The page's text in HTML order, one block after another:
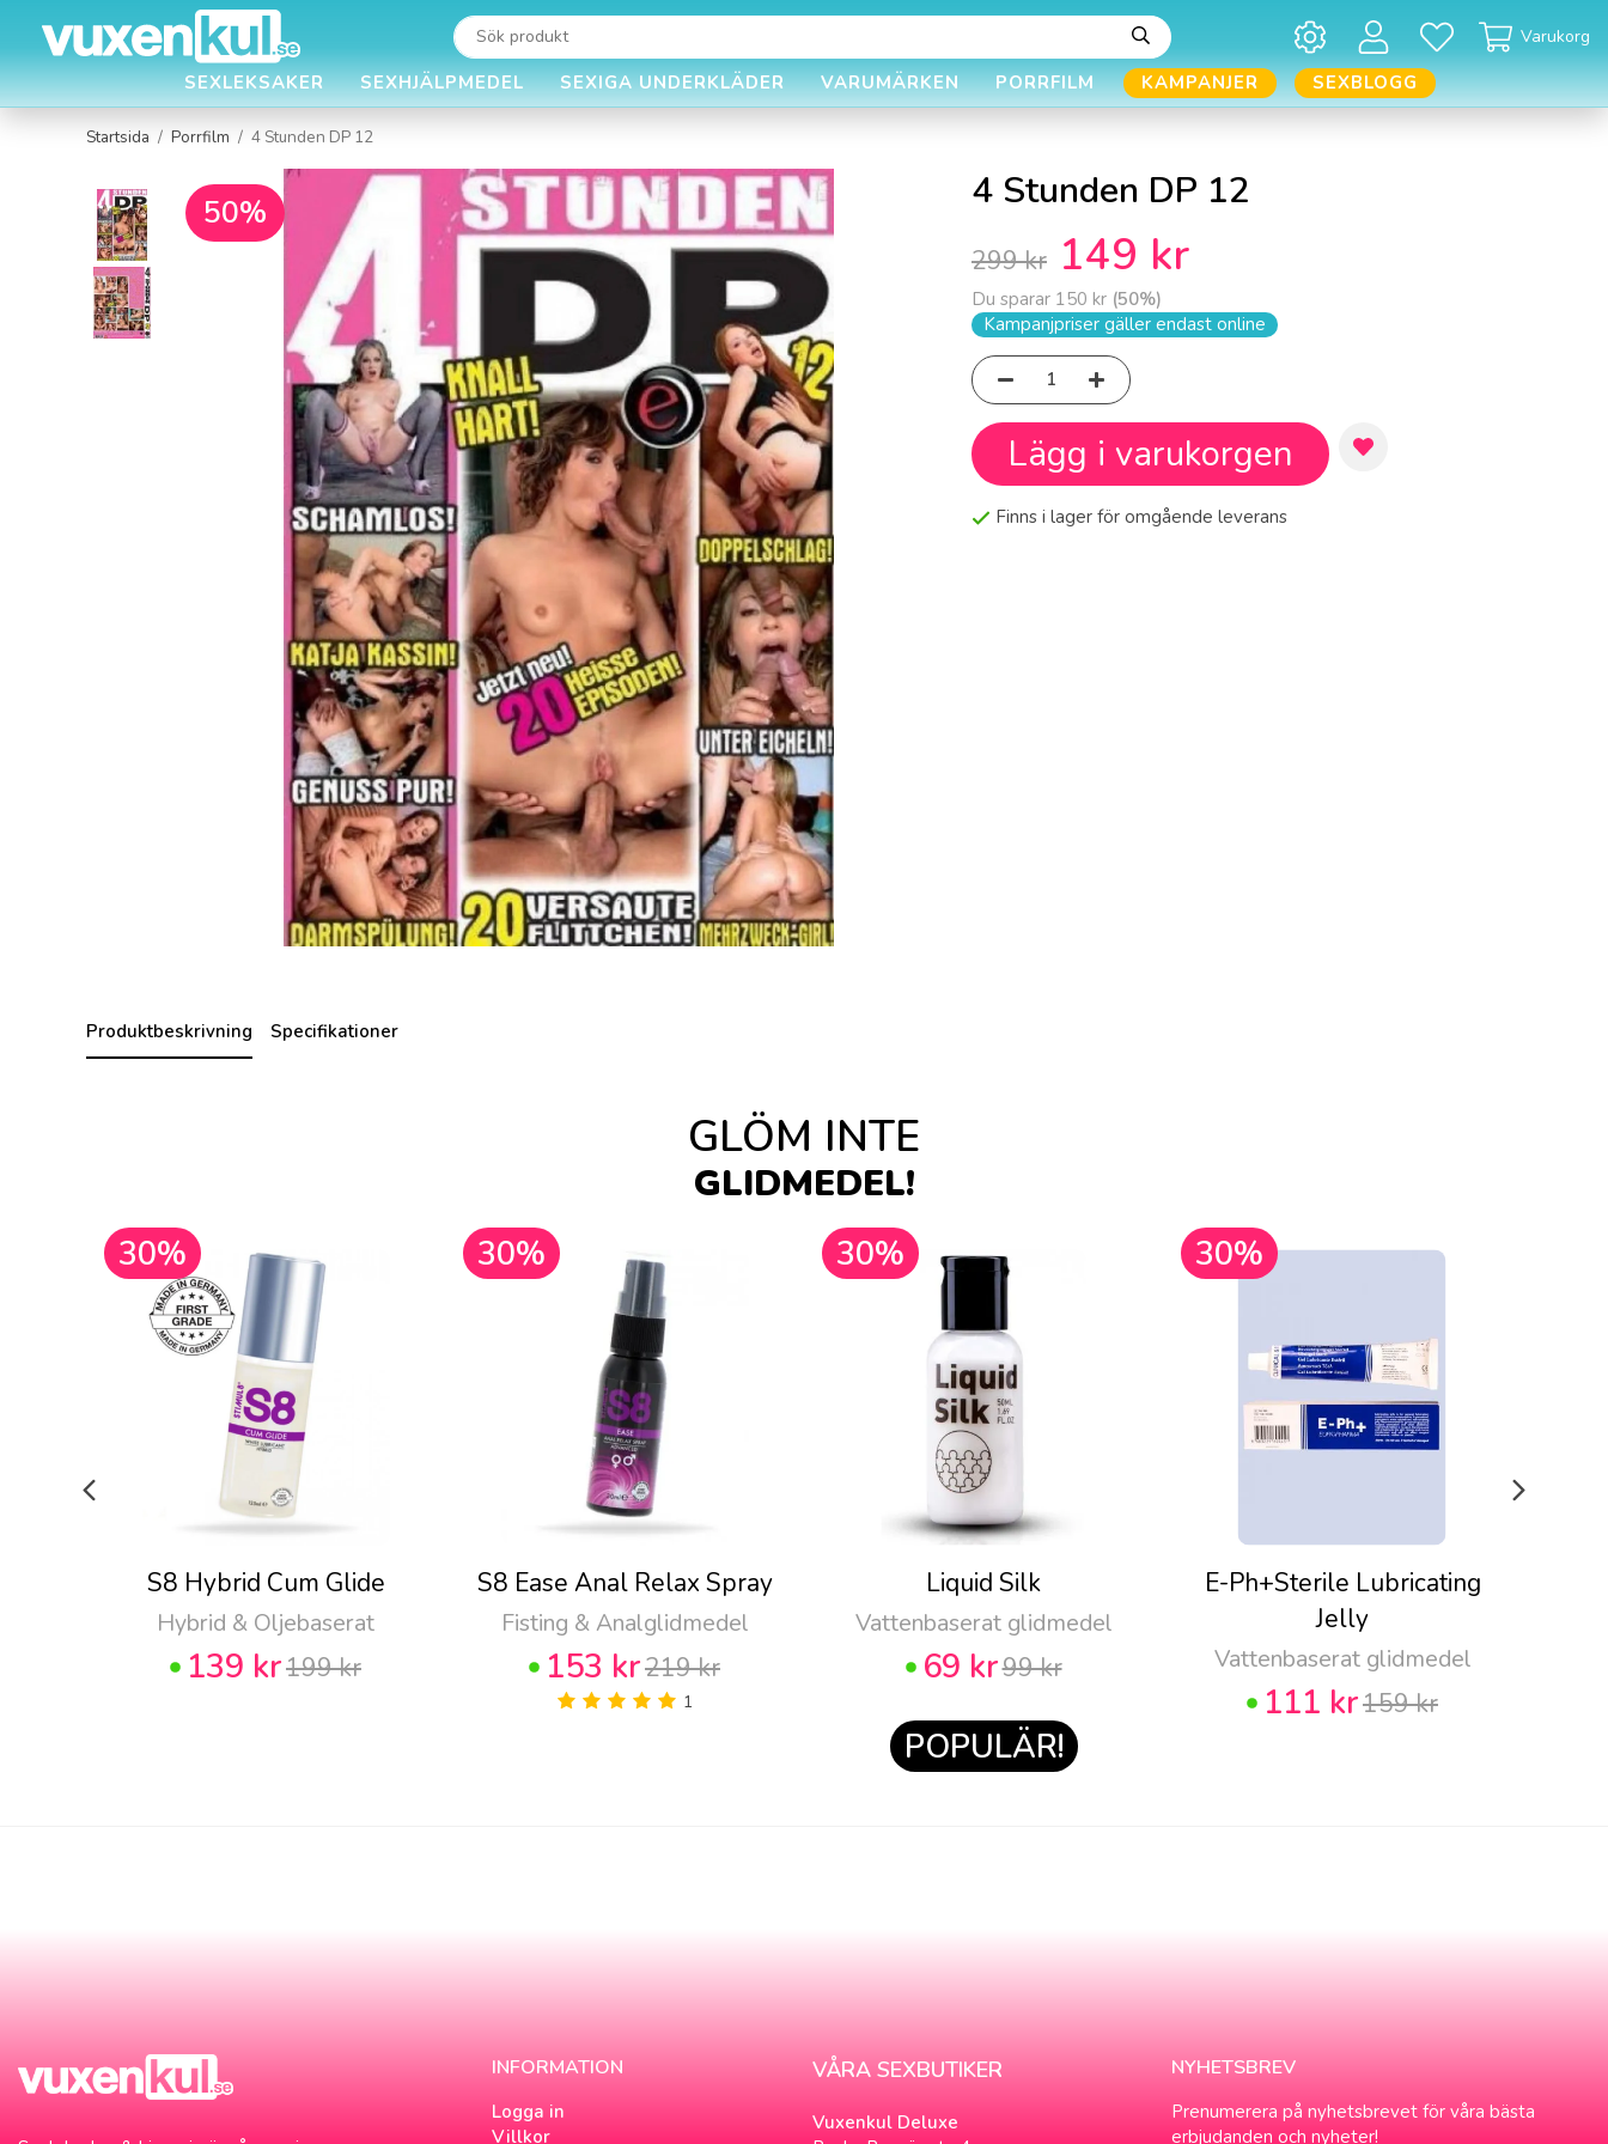
Varukorg
SEXLEKSAKER SEXHJÄLPMEDEL SEXIGA UNDERKLÄDER VARUMÄRKEN PORRFILM KAMPANJER SEXBLOGG
Startsida / Porrfilm / 4 Stunden DP 12
50% 4 Stunden DP 12
299 kr 149 kr
Du sparar 150 kr (50%)
Kampanjpriser gäller endast online
Lägg i varukorgen
Finns i lager för omgående leverans
Produktbeskrivning Specifikationer
GLÖM INTE
GLIDMEDEL!
30%
S8 Hybrid Cum Glide
Hybrid & Oljebaserat
139 kr199 kr
30%
S8 Ease Anal Relax Spray
Fisting & Analglidmedel
153 kr219 kr
1
30%
Liquid Silk
Vattenbaserat glidmedel
69 kr99 kr
POPULÄR!
30%
E-Ph+Sterile Lubricating
Jelly
Vattenbaserat glidmedel
111 kr159 kr
INFORMATION
Logga in
Villkor
VÅRA SEXBUTIKER
Vuxenkul Deluxe
NYHETSBREV
Prenumerera på nyhetsbrevet för våra bästa
erbjudanden och nyheter!